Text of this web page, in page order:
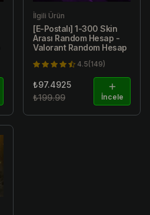
İlgili Ürün
[E-Postalı] 1-300 Skin
Arası Random Hesap -
Valorant Random Hesap
4.5(149)
₺97.4925
₺199.99
İncele